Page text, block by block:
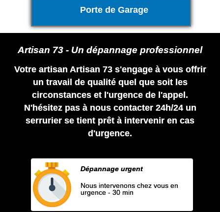
Porte de Garage
Artisan 73 - Un dépannage professionnel
Votre artisan Artisan 73 s'engage à vous offrir
un travail de qualité quel que soit les
circonstances et l'urgence de l'appel.
N'hésitez pas à nous contacter 24h/24 un
serrurier se tient prêt à intervenir en cas
d'urgence.
Dépannage urgent
Nous intervenons chez vous en
urgence - 30 min